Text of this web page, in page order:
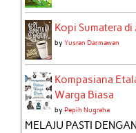
Kopi Sumatera
byYusran Darmawan
Kompasiana
Warga Biasa
byPepih Nugraha
MELAJU PASTI